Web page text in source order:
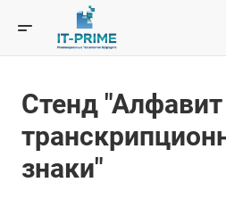
Стенд
знаки"